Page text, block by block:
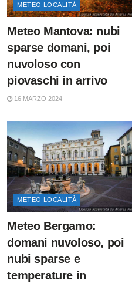
METEO LOCALITÀ
Meteo Mantova: nubi
sparse domani, poi
nuvoloso con
piovaschi in arrivo
16 MARZO 2024
METEO LOCALITÀ
Meteo Bergamo:
domani nuvoloso, poi
nubi sparse e
temperature in